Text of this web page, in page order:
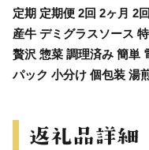
定期 定期便 2回 2ヶ月 2
産牛 デミグラスソース
贅沢 惣菜 調理済み 簡単
パック 小分け 個包装 湯